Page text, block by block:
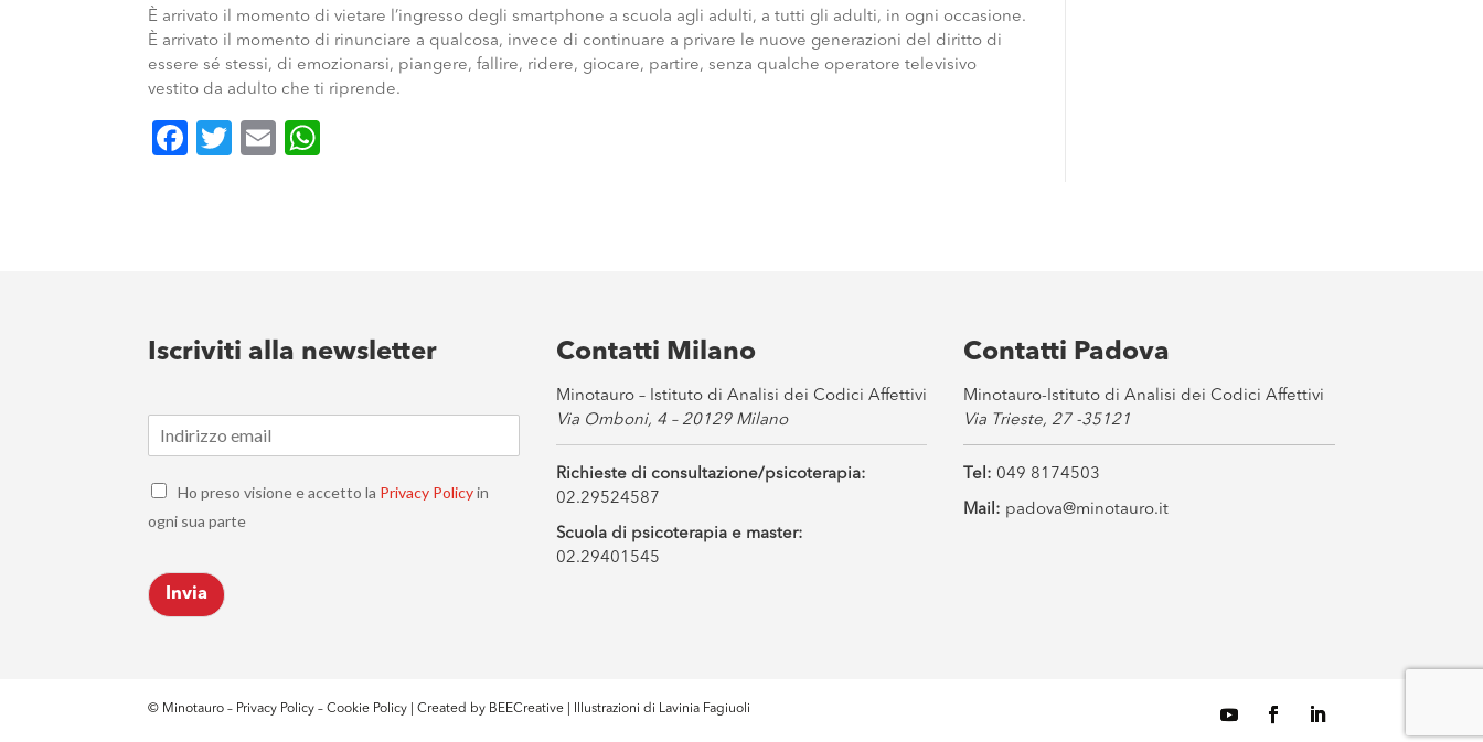
È arrivato il momento di vietare l’ingresso degli smartphone a scuola agli adulti, a tutti gli adulti, in ogni occasione.
È arrivato il momento di rinunciare a qualcosa, invece di continuare a privare le nuove generazioni del diritto di
essere sé stessi, di emozionarsi, piangere, fallire, ridere, giocare, partire, senza qualche operatore televisivo
vestito da adulto che ti riprende.
Facebook
Twitter
Email
Iscriviti alla newsletter
m
i
*
C
e
k
b
o
*
Ho preso visione e accetto la Privacy Policyin
ogni sua parte
Invia
Contatti Milano
Minotauro – Istituto di Analisi dei Codici Affettivi
Via Omboni, 4 – 20129 Milano
Richieste di consultazione/psicoterapia:
02.29524587
Scuola di psicoterapia e master:
02.29401545
Contatti Padova
Minotauro-Istituto di Analisi dei Codici Affettivi
Via Trieste, 27 -35121
Tel: 049 8174503
Mail: padova@minotauro.it
© Minotauro – Privacy Policy –Cookie Policy | Created by BEECreative | Illustrazioni di Lavinia Fagiuoli